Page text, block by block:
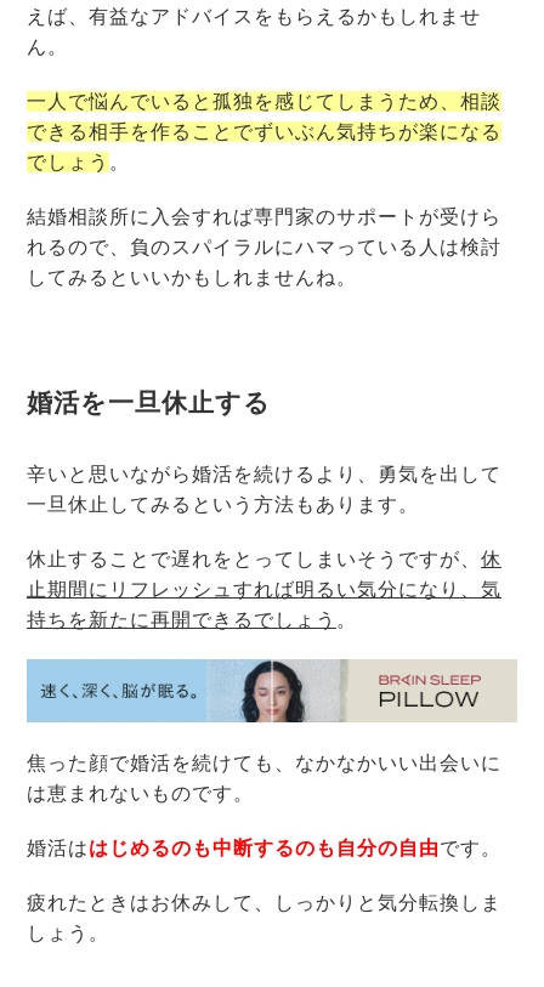
えば、有益なアドバイスをもらえるかもしれませ
ん。
一人で悩んでいると孤独を感じてしまうため、相談
できる相手を作ることでずいぶん気持ちが楽になる
でしょう 。
結婚相談所に入会すれば専門家のサポートが受けら
れるので、負のスパイラルにハマっている人は検討
してみるといいかもしれませんね。
婚活を一旦休止する
辛いと思いながら婚活を続けるより、勇気を出して
一旦休止してみるという方法もあります。
休止することで遅れをとってしまいそうですが、 休
止期間にリフレッシュすれば明るい気分になり、気
持ちを新たに再開できるでしょう 。
焦った顔で婚活を続けても、なかなかいい出会いに
は恵まれないものです。
婚活ははじめるのも中断するのも自分の自由です。
疲れたときはお休みして、しっかりと気分転換しま
しょう。